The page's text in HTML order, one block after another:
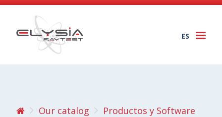
ES
Our catalog
Productos y Software